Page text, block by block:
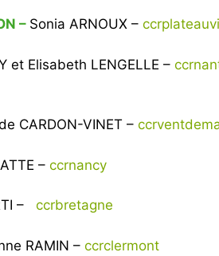
– Sonia ARNOUX –
et Elisabeth LENGELLE –
CARDON-VINET –
– ccrnancy
– ccrbretagne
RAMIN – ccrclermont